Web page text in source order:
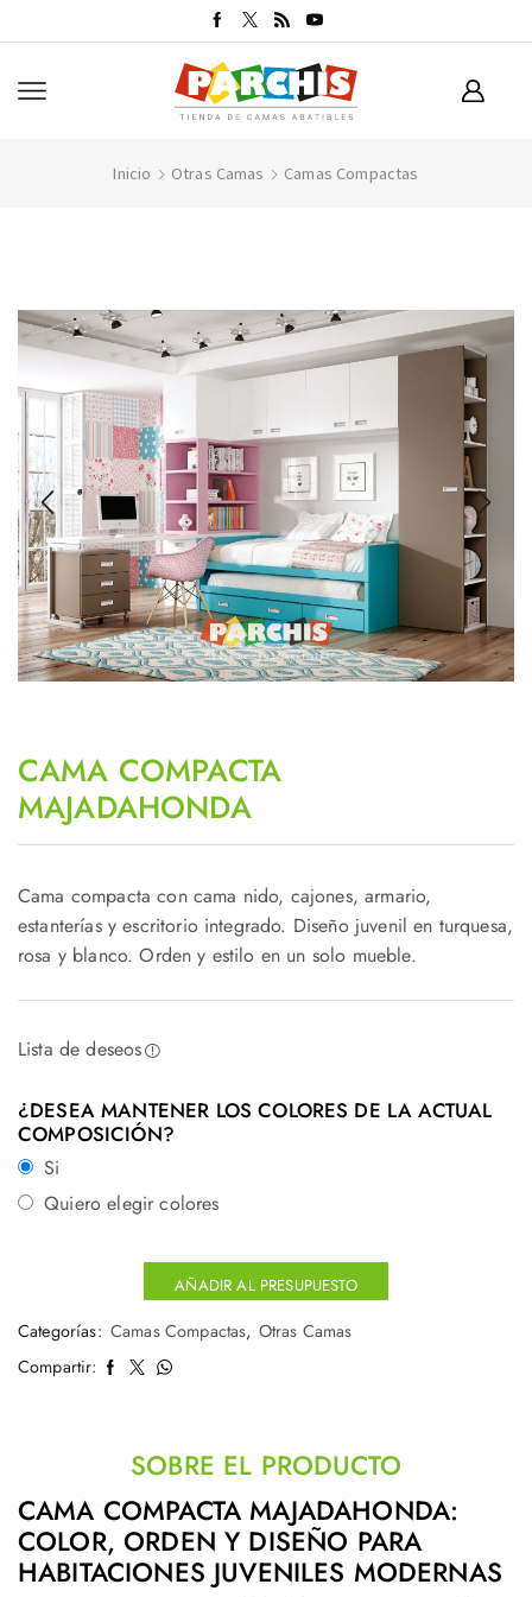
Inicio Otras Camas Camas Compactas
CAMA COMPACTA
MAJADAHONDA
Cama compacta con cama nido, cajones, armario,
estanterías y escritorio integrado. Diseño juvenil en turquesa,
rosa y blanco. Orden y estilo en un solo mueble.
Lista de deseos
¿DESEA MANTENER LOS COLORES DE LA ACTUAL
COMPOSICIÓN?
Si
Quiero elegir colores
AÑADIR AL PRESUPUESTO
Categorías: Camas Compactas, Otras Camas
Compartir:
SOBRE EL PRODUCTO
CAMA COMPACTA MAJADAHONDA:
COLOR, ORDEN Y DISEÑO PARA
HABITACIONES JUVENILES MODERNAS